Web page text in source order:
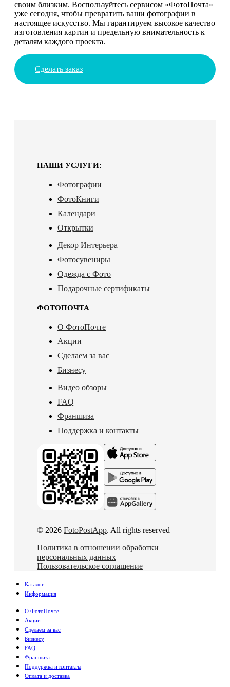
своим близким. Воспользуйтесь сервисом «ФотоПочта»
уже сегодня, чтобы превратить ваши фотографии в
настоящее искусство. Мы гарантируем высокое качество
изготовления картин и предельную внимательность к
деталям каждого проекта.
Сделать заказ
НАШИ УСЛУГИ:
Фотографии
ФотоКниги
Календари
Открытки
Декор Интерьера
Фотосувениры
Одежда с Фото
Подарочные сертификаты
ФОТОПОЧТА
О ФотоПочте
Акции
Сделаем за вас
Бизнесу
Видео обзоры
FAQ
Франшиза
Поддержка и контакты
© 2026 FotoPostApp. All rights reserved
Политика в отношении обработки
персональных данных
Пользовательское соглашение
Каталог
Информация
О ФотоПочте
Акции
Сделаем за вас
Бизнесу
FAQ
Франшиза
Поддержка и контакты
Оплата и доставка